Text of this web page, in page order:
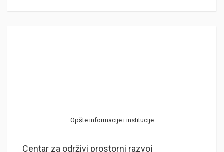
Opšte informacije i institucije
Centar za održivi prostorni razvoj